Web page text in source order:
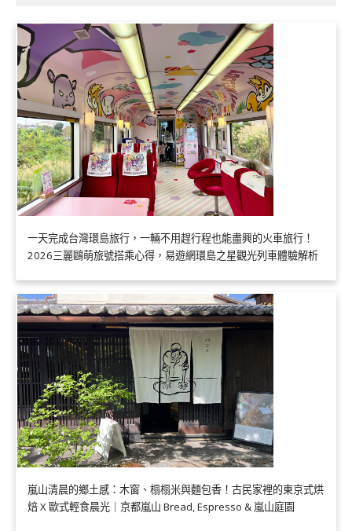
一天完成台灣環島旅行，一輛不用趕行程也能盡興的火車旅行！
2026三麗鷗萌旅號搭乘心得，易遊網環島之星觀光列車體驗解析
嵐山清晨的鄉土感：木窗、榻榻米與麵包香！古民家裡的東京式烘
焙 X 歐式輕食晨光｜京都嵐山 Bread, Espresso & 嵐山庭園